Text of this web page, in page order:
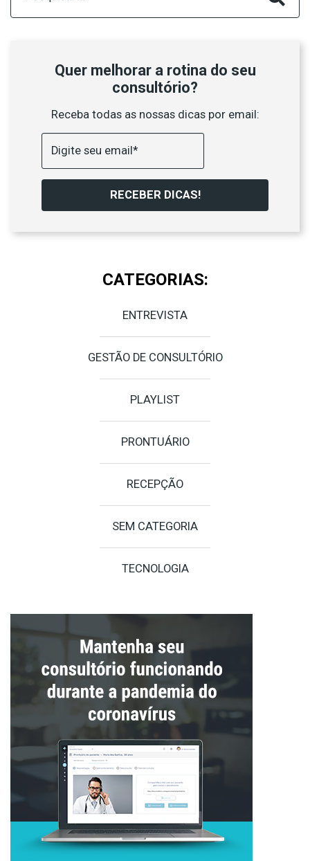
Quer melhorar a rotina do seu
consultório?
Receba todas as nossas dicas por email:
RECEBER DICAS!
CATEGORIAS:
ENTREVISTA
GESTÃO DE CONSULTÓRIO
PLAYLIST
PRONTUÁRIO
RECEPÇÃO
SEM CATEGORIA
TECNOLOGIA